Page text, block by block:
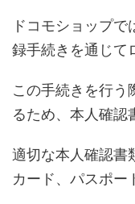
ドコモショップ
録手続きを通じて
この手続きを行う
るため、本人確認
適切な本人確認書
カード、パスポー